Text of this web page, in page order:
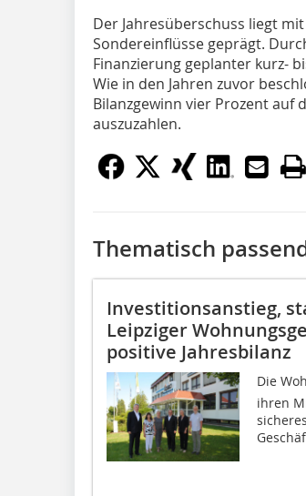
Der Jahresüberschuss liegt
Sondereinflüsse geprägt.
Finanzierung geplanter kurz-
Wie in den Jahren zuvor
Bilanzgewinn vier Prozent auf
auszuzahlen.
Thematisch
Investitionsanstieg,
Leipziger
positive Jahresbilanz
Die
ihren